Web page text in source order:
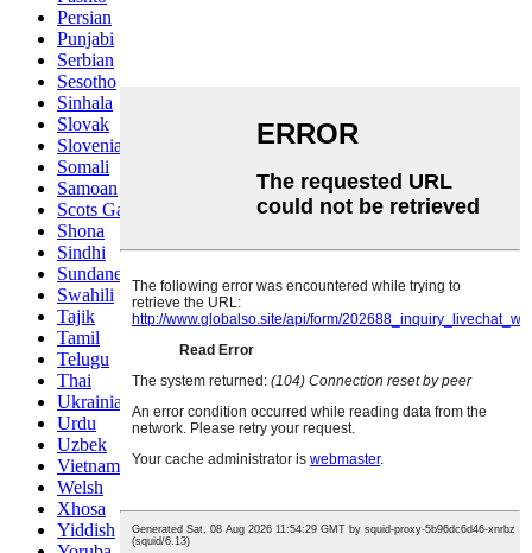
Persian
Punjabi
Serbian
Sesotho
Sinhala
Slovak
Slovenian
Somali
Samoan
Scots Gaelic
Shona
Sindhi
Sundanese
Swahili
Tajik
Tamil
Telugu
Thai
Ukrainian
Urdu
Uzbek
Vietnamese
Welsh
Xhosa
Yiddish